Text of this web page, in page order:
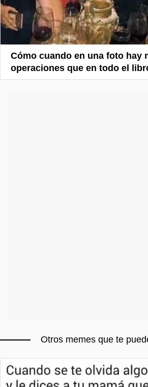
Cómo cuando en una foto hay
operaciones que en todo el
Otros memes que te